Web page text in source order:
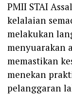
PMII STAI
kelalaian
melakukan
menyuarakan
memastikan
menekan
pelanggaran